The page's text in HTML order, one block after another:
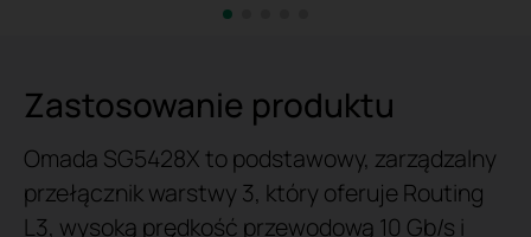
Zastosowanie produktu
Omada SG5428X to podstawowy, zarządzalny
przełącznik warstwy 3, który oferuje Routing
L3, wysoką prędkość przewodową 10 Gb/s i